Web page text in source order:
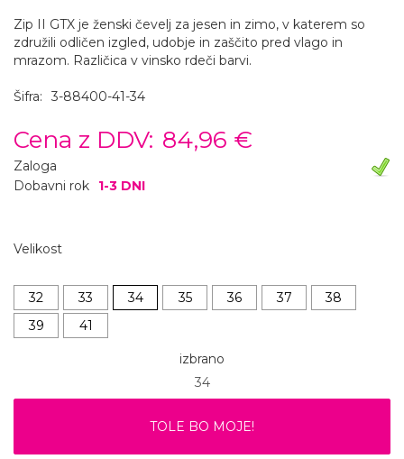
Zip II GTX je ženski čevelj za jesen in zimo, v katerem so
združili odličen izgled, udobje in zaščito pred vlago in
mrazom. Različica v vinsko rdeči barvi.
Šifra: 3-88400-41-34
Cena z DDV: 84,96 €
Zaloga
Dobavni rok
1-3 DNI
Velikost
32 33 34 35 36 37
38
39
41
izbrano
34
TOLE BO MOJE!